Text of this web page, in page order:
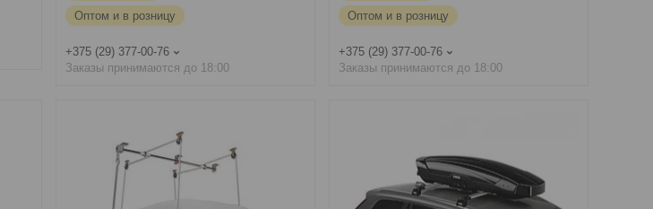
Оптом и в розницу
+375 (29) 377-00-76
Заказы принимаются до 18:00
Оптом и в розницу
+375 (29) 377-00-76
Заказы принимаются до 18:00